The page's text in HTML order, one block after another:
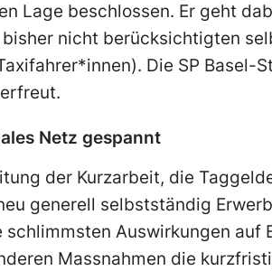
Lage beschlossen. Er geht
nicht berücksichtigten
Die SP
Netz gespannt
der Kurzarbeit, die
generell selbstständig
schlimmsten Auswirkungen
Massnahmen die